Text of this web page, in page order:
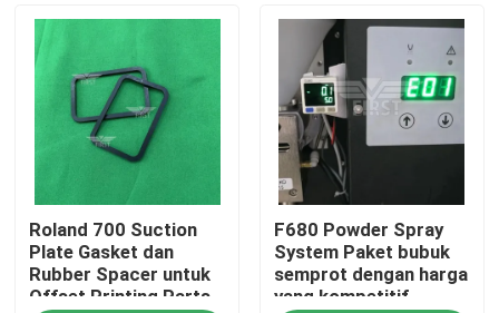
Roland 700 Suction
Plate Gasket dan
Rubber Spacer untuk
Offset Printing Parts
F680 Powder Spray
System Paket bubuk
semprot dengan harga
yang kompetitif